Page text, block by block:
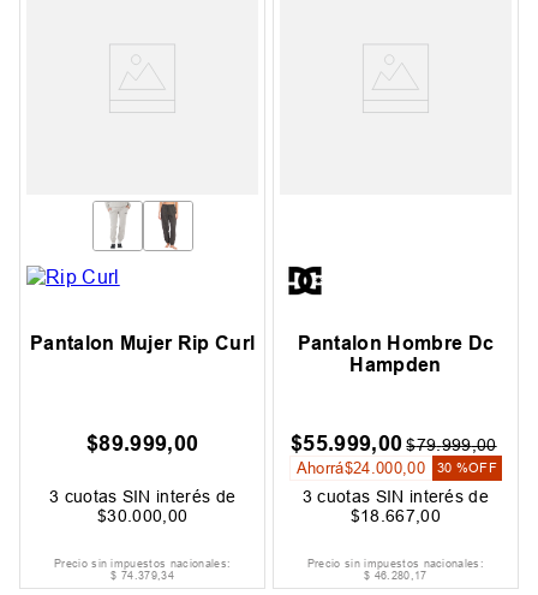
Pantalon Mujer Rip Curl
$89.999,00
3 cuotas SIN interés de
$30.000,00
Precio sin impuestos nacionales:
$ 74.379,34
Pantalon Hombre Dc
Hampden
$55.999,00 $79.999,00
Ahorrá$24.000,00 30 %OFF
3 cuotas SIN interés de
$18.667,00
Precio sin impuestos nacionales:
$ 46.280,17